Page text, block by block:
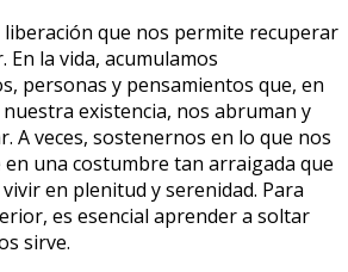
liberación que nos permite recuperar
la vida, acumulamos
personas y pensamientos que, en
existencia, nos abruman y
A veces, sostenernos en lo que nos
una costumbre tan arraigada que
en plenitud y serenidad. Para
es esencial aprender a soltar
sirve.